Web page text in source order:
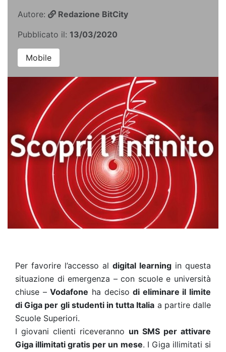
Autore:
Redazione BitCity
Pubblicato il: 13/03/2020
Mobile
Per favorire l’accesso al digital learning in questa
situazione di emergenza – con scuole e università
chiuse –Vodafone ha decisodi eliminare il limite
di Giga per gli studenti in tutta Italia a partire dalle
Scuole Superiori.
I giovani clienti riceveranno un SMS per attivare
Giga illimitati gratis per un mese. I Giga illimitati si